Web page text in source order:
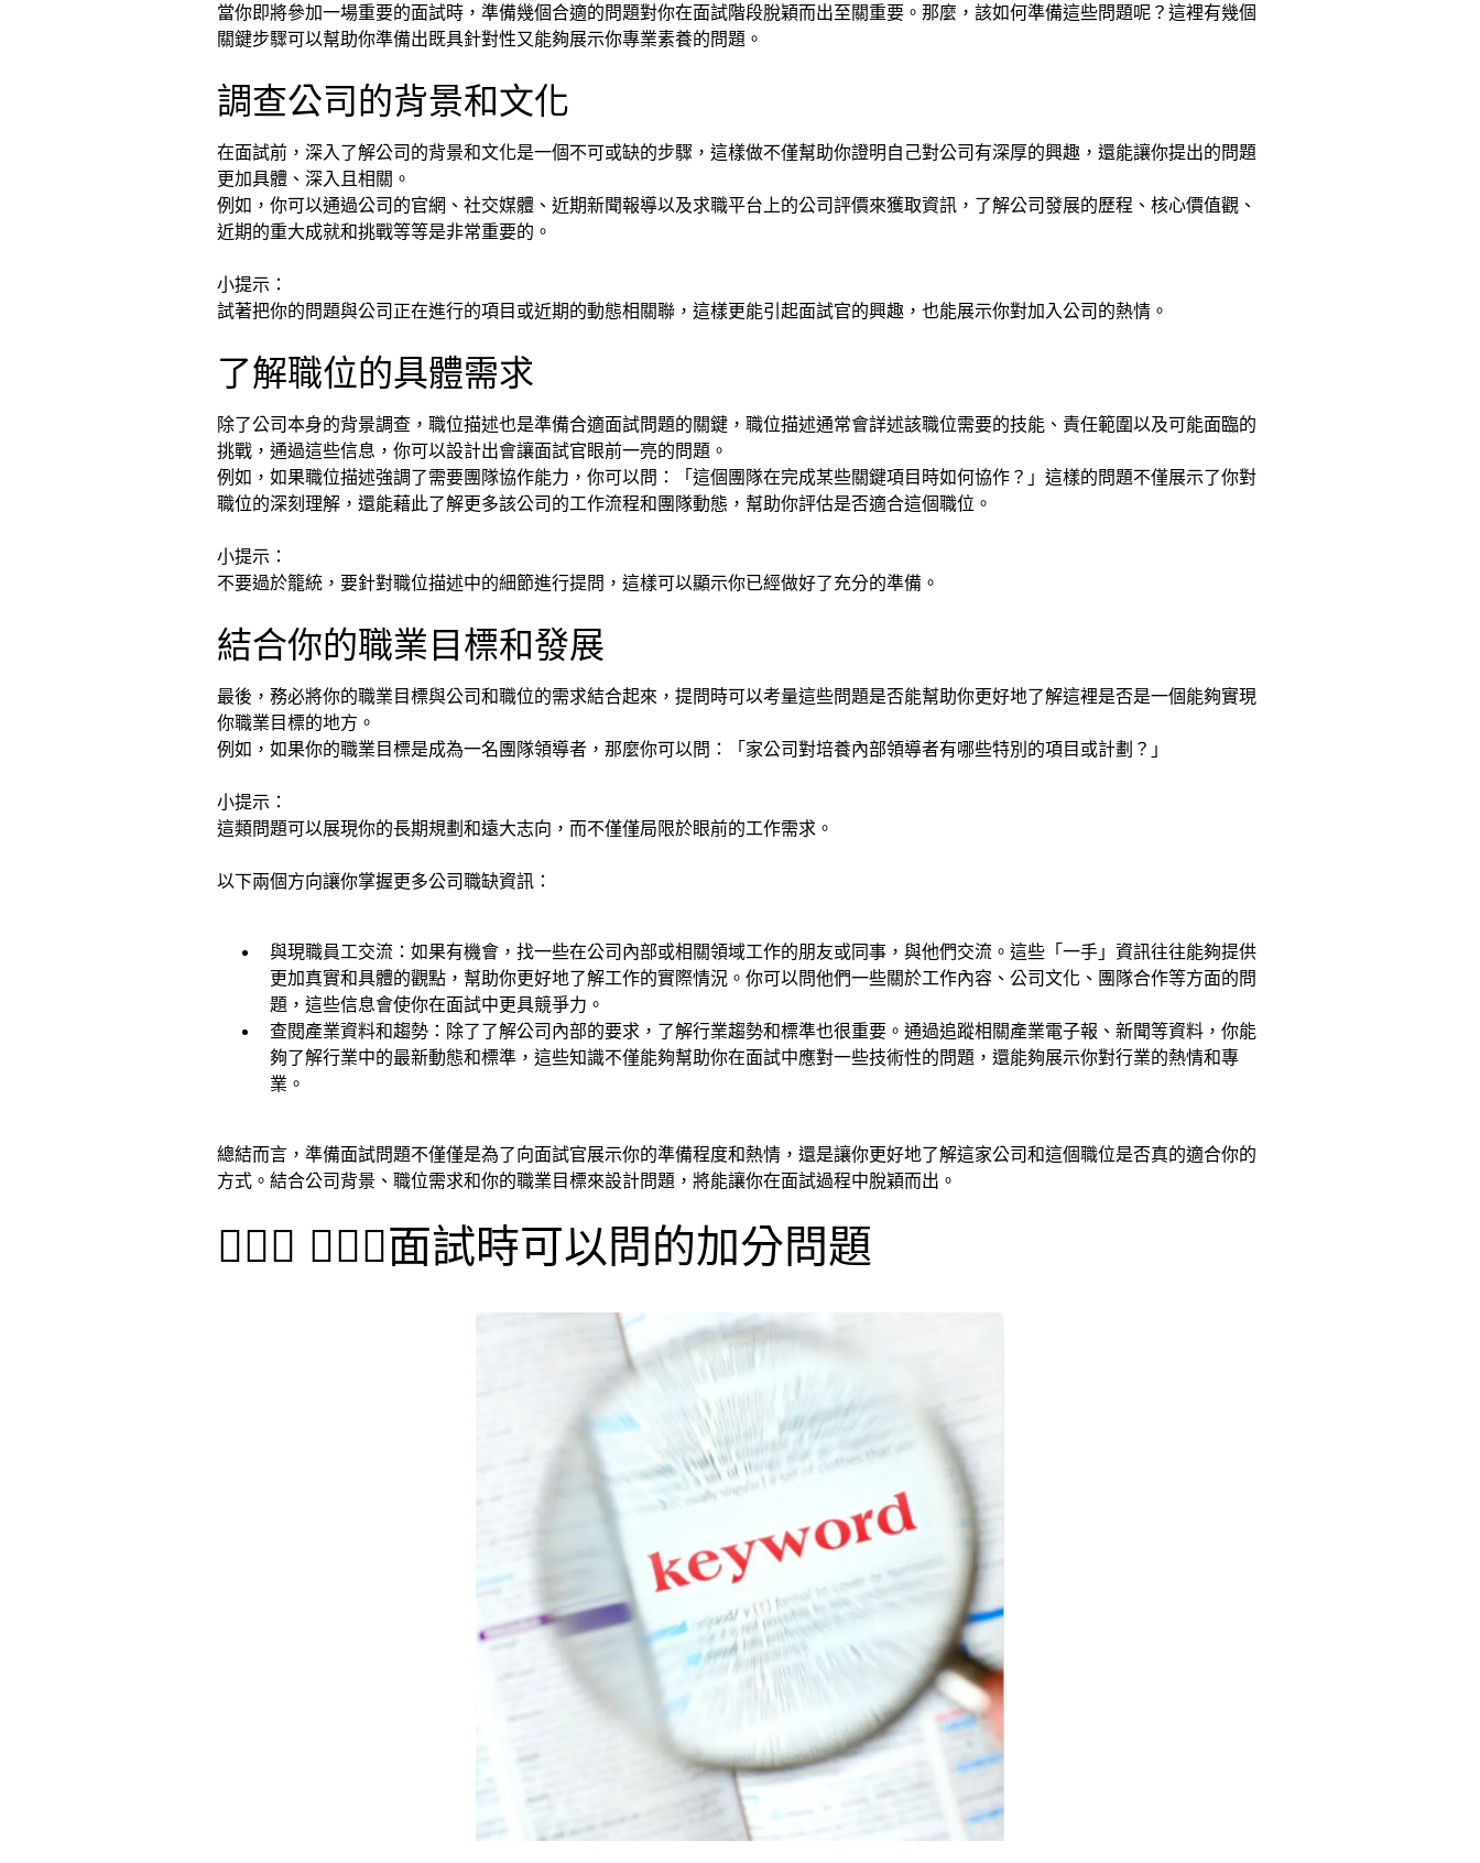
當你即將參加一場重要的面試時，準備幾個合適的問題對你在面試階段脫穎而出至關重要。那麼，該如何準備這些問題呢？這裡有幾個
關鍵步驟可以幫助你準備出既具針對性又能夠展示你專業素養的問題。
調查公司的背景和文化
在面試前，深入了解公司的背景和文化是一個不可或缺的步驟，這樣做不僅幫助你證明自己對公司有深厚的興趣，還能讓你提出的問題
更加具體、深入且相關。
例如，你可以通過公司的官網、社交媒體、近期新聞報導以及求職平台上的公司評價來獲取資訊，了解公司發展的歷程、核心價值觀、
近期的重大成就和挑戰等等是非常重要的。
小提示：
試著把你的問題與公司正在進行的項目或近期的動態相關聯，這樣更能引起面試官的興趣，也能展示你對加入公司的熱情。
了解職位的具體需求
除了公司本身的背景調查，職位描述也是準備合適面試問題的關鍵，職位描述通常會詳述該職位需要的技能、責任範圍以及可能面臨的
挑戰，通過這些信息，你可以設計出會讓面試官眼前一亮的問題。
例如，如果職位描述強調了需要團隊協作能力，你可以問：「這個團隊在完成某些關鍵項目時如何協作？」這樣的問題不僅展示了你對
職位的深刻理解，還能藉此了解更多該公司的工作流程和團隊動態，幫助你評估是否適合這個職位。
小提示：
不要過於籠統，要針對職位描述中的細節進行提問，這樣可以顯示你已經做好了充分的準備。
結合你的職業目標和發展
最後，務必將你的職業目標與公司和職位的需求結合起來，提問時可以考量這些問題是否能幫助你更好地了解這裡是否是一個能夠實現
你職業目標的地方。
例如，如果你的職業目標是成為一名團隊領導者，那麼你可以問：「家公司對培養內部領導者有哪些特別的項目或計劃？」
小提示：
這類問題可以展現你的長期規劃和遠大志向，而不僅僅局限於眼前的工作需求。
以下兩個方向讓你掌握更多公司職缺資訊：
與現職員工交流：如果有機會，找一些在公司內部或相關領域工作的朋友或同事，與他們交流。這些「一手」資訊往往能夠提供
更加真實和具體的觀點，幫助你更好地了解工作的實際情況。你可以問他們一些關於工作內容、公司文化、團隊合作等方面的問
題，這些信息會使你在面試中更具競爭力。
查閱產業資料和趨勢：除了了解公司內部的要求，了解行業趨勢和標準也很重要。通過追蹤相關產業電子報、新聞等資料，你能
夠了解行業中的最新動態和標準，這些知識不僅能夠幫助你在面試中應對一些技術性的問題，還能夠展示你對行業的熱情和專
業。
總結而言，準備面試問題不僅僅是為了向面試官展示你的準備程度和熱情，還是讓你更好地了解這家公司和這個職位是否真的適合你的
方式。結合公司背景、職位需求和你的職業目標來設計問題，將能讓你在面試過程中脫穎而出。
🙆🏼‍♀️ 🙆🏼‍♂️面試時可以問的加分問題